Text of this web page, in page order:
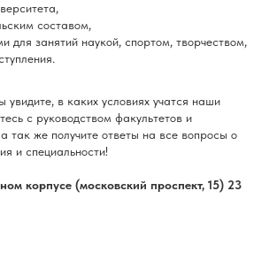
составом,
для занятий наукой, спортом, творчеством,
в каких условиях учатся наши
с руководством факультетов и
так же получите ответы на все вопросы о
и специальности!
корпусе (московский проспект, 15) 23